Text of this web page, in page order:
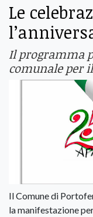
Le
Il programma
comunale per
Il Comune di
la manifestazione